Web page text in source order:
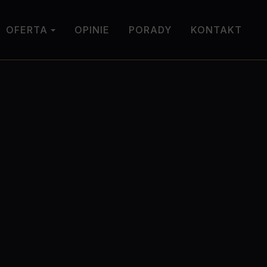
OFERTA OPINIE PORADY KONTAKT